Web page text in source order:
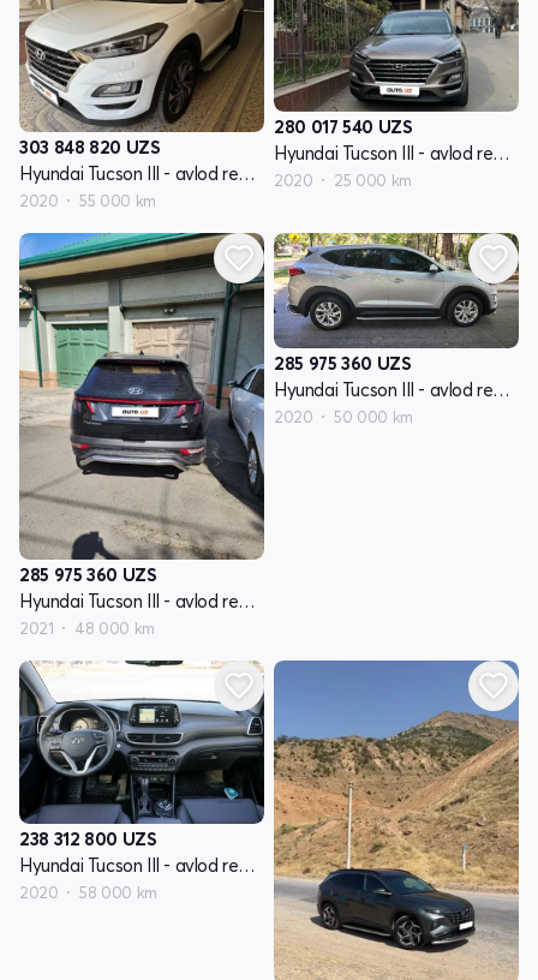
303 848 820 UZS
Hyundai Tucson III - avlod restyling
2020 55 000 km
280 017 540 UZS
Hyundai Tucson III - avlod restyling
2020 25 000 km
285 975 360 UZS
Hyundai Tucson III - avlod restyling
2021 48 000 km
285 975 360 UZS
Hyundai Tucson III - avlod restyling
2020 50 000 km
238 312 800 UZS
Hyundai Tucson III - avlod restyling
2020 58 000 km